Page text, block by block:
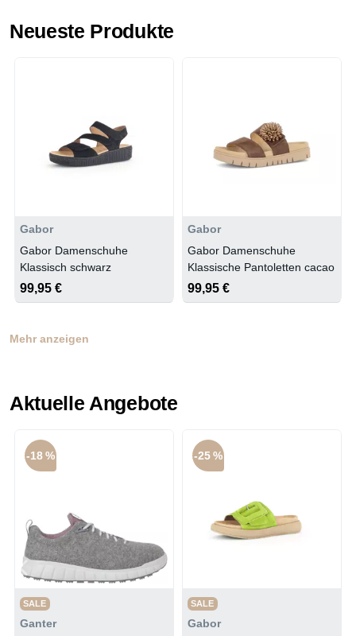
Neueste Produkte
Gabor
Gabor Damenschuhe
Klassisch schwarz
99,95 €
Gabor
Gabor Damenschuhe
Klassische Pantoletten cacao
99,95 €
Mehr anzeigen
Aktuelle Angebote
SALE
Ganter
-18 %
SALE
Gabor
-25 %